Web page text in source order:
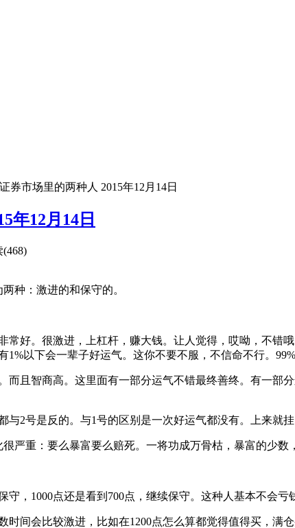
证券市场里的两种人 2015年12月14日
年12月14日
(468)
种：激进的和保守的。
常好。很激进，上杠杆，赚大钱。让人觉得，哎呦，不错
1%以下会一辈子好运气。这你不要不服，不信命不行。
而且智商高。这里面有一部分运气不错最终善终。有一
与2号是反的。与1号的区别是一次好运气都没有。上来就
严重：要么暴富要么赔死。一将功成万骨枯，暴富的少数
守，1000点还是看到700点，继续保守。这种人基本不会亏
时间会比较激进，比如在1200点怎么算都觉得值得买，